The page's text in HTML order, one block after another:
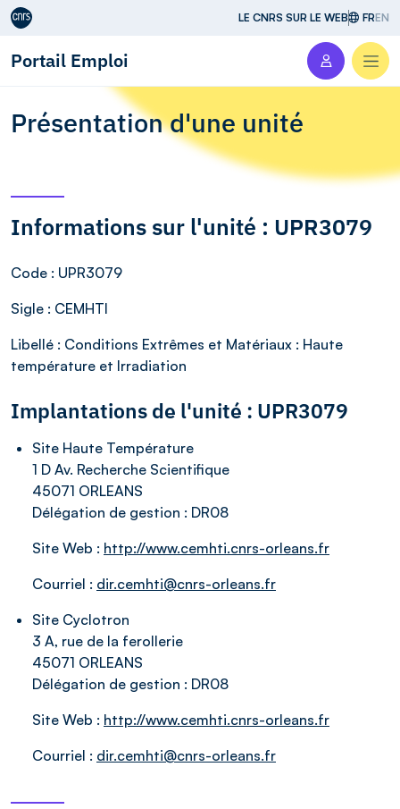
Aller au contenu LE CNRS SUR LE WEB FREN
Portail Emploi
Présentation d'une unité
Informations sur l'unité : UPR3079
Code : UPR3079
Sigle : CEMHTI
Libellé : Conditions Extrêmes et Matériaux : Haute
température et Irradiation
Implantations de l'unité : UPR3079
Site Haute Température
1 D Av. Recherche Scientifique
45071 ORLEANS
Délégation de gestion : DR08
Site Web : http://www.cemhti.cnrs-orleans.fr
Courriel : dir.cemhti@cnrs-orleans.fr
Site Cyclotron
3 A, rue de la ferollerie
45071 ORLEANS
Délégation de gestion : DR08
Site Web : http://www.cemhti.cnrs-orleans.fr
Courriel : dir.cemhti@cnrs-orleans.fr